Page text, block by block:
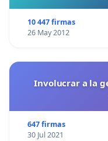
10 447 firmas
26 May 2012
Involucrar a la
647 firmas
30 Jul 2021